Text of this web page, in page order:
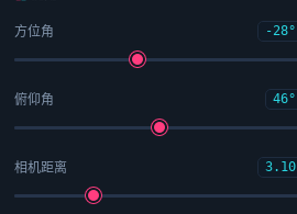
方位角 -28°
俯仰角 46°
相机距离 3.10